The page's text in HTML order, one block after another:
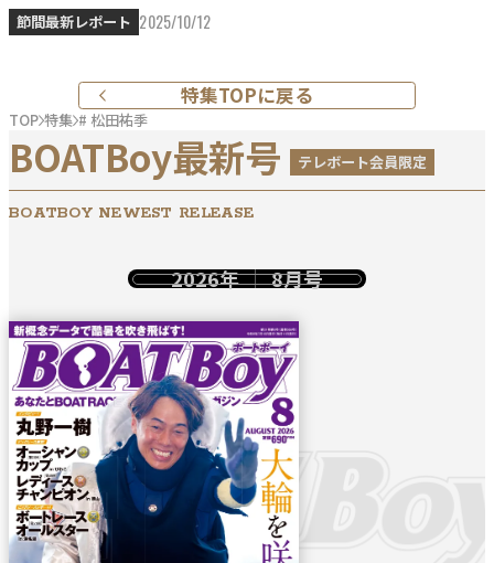
節間最新レポート 2025/10/12
特集TOPに戻る
TOP 特集 # 松田祐季
BOATBoy最新号 テレボート会員限定
BOATBOY NEWEST RELEASE
2026年 8月号